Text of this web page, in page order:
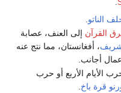
الناتو
القرآن إلى العنف، عصابة
، أفغانستان، مما نتج عنه
أجانب.
الأيام الأربع أو حرب
قرة باخ.